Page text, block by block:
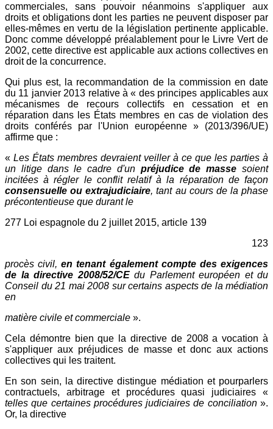
commerciales, sans pouvoir néanmoins s'appliquer aux
droits et obligations dont les parties ne peuvent disposer par
elles-mêmes en vertu de la législation pertinente applicable.
Donc comme développé préalablement pour le Livre Vert de
2002, cette directive est applicable aux actions collectives en
droit de la concurrence.
Qui plus est, la recommandation de la commission en date
du 11 janvier 2013 relative à « des principes applicables aux
mécanismes de recours collectifs en cessation et en
réparation dans les États membres en cas de violation des
droits conférés par l'Union européenne » (2013/396/UE)
affirme que :
« Les États membres devraient veiller à ce que les parties à
un litige dans le cadre d'un préjudice de massesoient
incitées à régler le conflit relatif à la réparation de façon
consensuelle ou extrajudiciaire, tant au cours de la phase
précontentieuse que durant le
277 Loi espagnole du 2 juillet 2015, article 139
123
procès civil,en tenant également compte des exigences
de la directive 2008/52/CE du Parlement européen et du
Conseil du 21 mai 2008 sur certains aspects de la médiation
en
matière civile et commerciale ».
Cela démontre bien que la directive de 2008 a vocation à
s'appliquer aux préjudices de masse et donc aux actions
collectives qui les traitent.
En son sein, la directive distingue médiation et pourparlers
contractuels, arbitrage et procédures quasi judiciaires «
telles que certaines procédures judiciaires de conciliation ».
Or, la directive